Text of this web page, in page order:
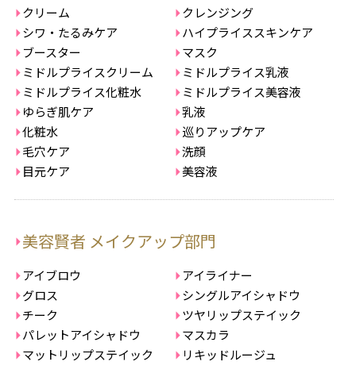
クリーム
クレンジング
シワ・たるみケア
ハイプライススキンケア
ブースター
マスク
ミドルプライスクリーム
ミドルプライス乳液
ミドルプライス化粧水
ミドルプライス美容液
ゆらぎ肌ケア
乳液
化粧水
巡りアップケア
毛穴ケア
洗顔
目元ケア
美容液
美容賢者 メイクアップ部門
アイブロウ
アイライナー
グロス
シングルアイシャドウ
チーク
ツヤリップステイック
パレットアイシャドウ
マスカラ
マットリップステイック
リキッドルージュ